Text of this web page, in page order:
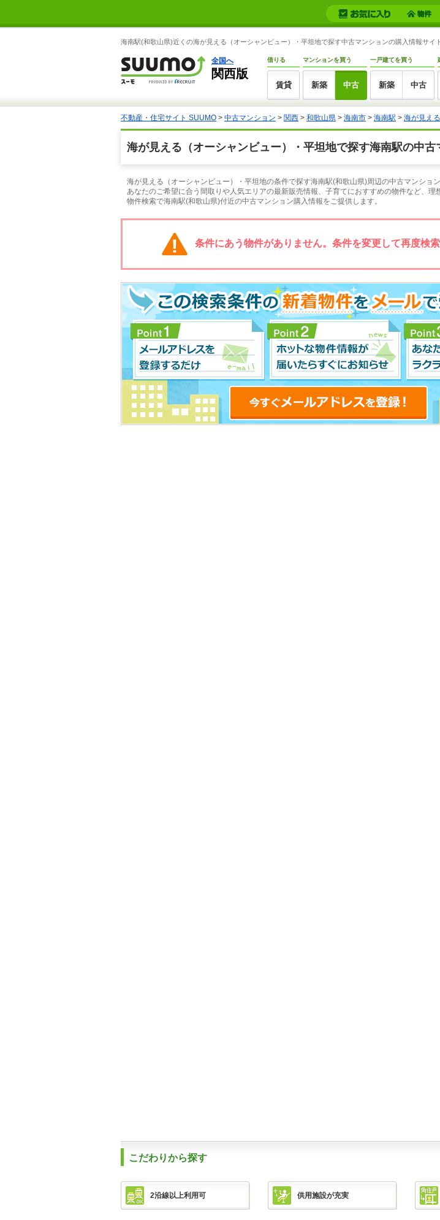
海南駅(和歌山県)近くの海が見える（オーシャンビュー）・平坦地で探す中古マンションの購入情報サイ
全国へ
関西版
借りる
賃貸
マンションを買う
新築 中古
一戸建てを買う
新築 中古
不動産・住宅サイト SUUMO > 中古マンション > 関西 > 和歌山県 > 海南市 > 海南駅 > 海が見え
海が見える（オーシャンビュー）・平坦地で探す海南駅の中
海が見える（オーシャンビュー）・平坦地の条件で探す海南駅(和歌山県)周辺の中古マンショ
あなたのご希望に合う間取りや人気エリアの最新販売情報、子育てにおすすめの物件など、
物件検索で海南駅(和歌山県)付近の中古マンション購入情報をご提供します。
条件にあう物件がありません。条件を変更して再度検索
こだわりから探す
2沿線以上利用可 供用施設が充実